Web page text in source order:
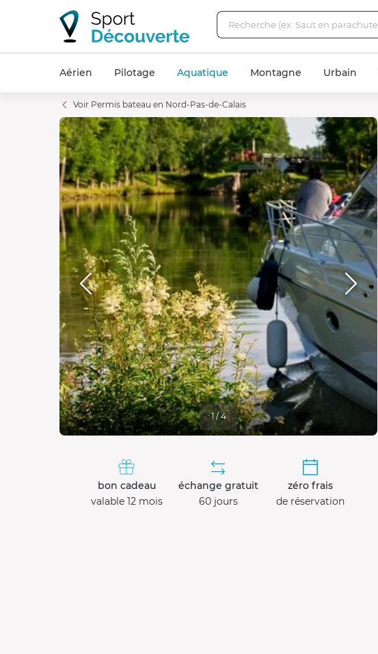
Aérien Pilotage Aquatique Montagne Urbain
Voir Permis bateau en Nord-Pas-de-Calais
1 / 4
bon cadeau
valable 12 mois
échange gratuit
60 jours
zéro frais
de réservation